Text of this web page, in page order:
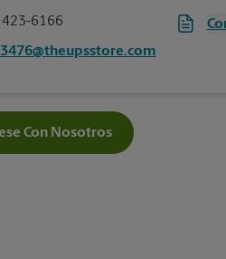
423-6166
Con Nosotros